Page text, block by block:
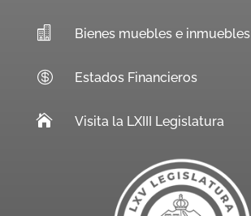
 Bienes muebles e inmuebles
 Estados Financieros
 Visita la LXIII Legislatura